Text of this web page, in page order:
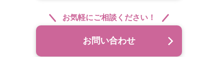
お気軽にご相談ください！
お問い合わせ